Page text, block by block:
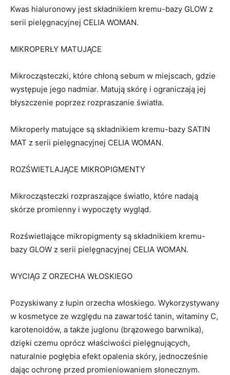
Kwas hialuronowy jest składnikiem kremu-bazy GLOW z
serii pielęgnacyjnej CELIA WOMAN.
MIKROPERŁY MATUJĄCE
Mikrocząsteczki, które chłoną sebum w miejscach, gdzie
występuje jego nadmiar. Matują skórę i ograniczają jej
błyszczenie poprzez rozpraszanie światła.
Mikroperły matujące są składnikiem kremu-bazy SATIN
MAT z serii pielęgnacyjnej CELIA WOMAN.
ROZŚWIETLAJĄCE MIKROPIGMENTY
Mikrocząsteczki rozpraszające światło, które nadają
skórze promienny i wypoczęty wygląd.
Rozświetlające mikropigmenty są składnikiem kremu-
bazy GLOW z serii pielęgnacyjnej CELIA WOMAN.
WYCIĄG Z ORZECHA WŁOSKIEGO
Pozyskiwany z łupin orzecha włoskiego. Wykorzystywany
w kosmetyce ze względu na zawartość tanin, witaminy C,
karotenoidów, a także juglonu (brązowego barwnika),
dzięki czemu oprócz właściwości pielęgnujących,
naturalnie pogłębia efekt opalenia skóry, jednocześnie
dając ochronę przed promieniowaniem słonecznym.